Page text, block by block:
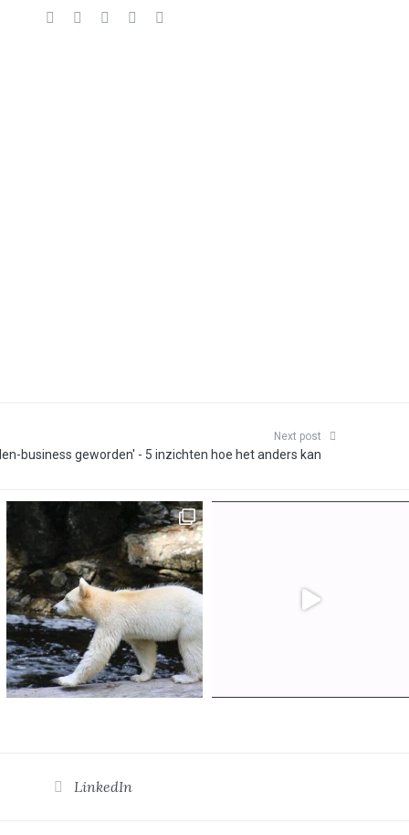
TwitterFacebookInstagram
Vimeo
Next post
business geworden' - 5 inzichten hoe het anders kan
LinkedIn